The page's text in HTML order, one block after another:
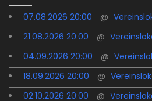
07.08.2026 20:00 @
21.08.2026 20:00
@
04.09.2026 20:00
@
18.09.2026 20:00
@
02.10.2026 20:00
@